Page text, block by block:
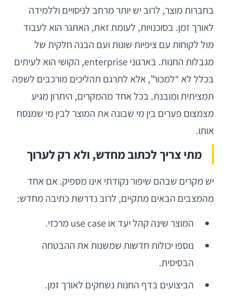
בחברות מוצר, לרוב יש יותר מרחב לניסויים וללמידה
לאורך זמן. בסוכנויות, לעומת זאת, האתגר הוא לעבוד
מול לקוחות עם ציפיות שונות ועם הבנה חלקית של
מגבלות החנות. בארגוני enterprise, הקושי הוא לעיתים
בכלל לא “למכור”, אלא לתרגם תהליכים מורכבים לשפה
תמציתית ומובנת. בכל אחד מהמקרים, היתרון מגיע
מצמצום פערים בין מי שבונה את המוצר לבין מי שמנסח
אותו.
מתי צריך לכתוב מחדש, ולא רק לערוך
יש מקרים שבהם שיפור נקודתי אינו מספיק. אם אחד
מהמצבים הבאים מתקיים, לרוב נדרשת כתיבה מחדש:
המוצר שינה קהל יעד או use case מרכזי.
נוספו יכולות חדשות שמשנות את ההבטחה
הבסיסית.
הביצועים בדף החנות נשחקים לאורך זמן.